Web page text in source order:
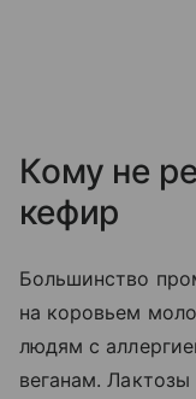
Кому не
кефир
Большинство
на коровьем
людям с
веганам.